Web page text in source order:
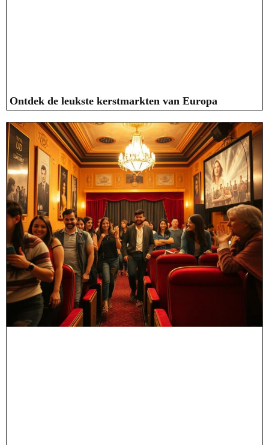
Ontdek de leukste kerstmarkten van Europa